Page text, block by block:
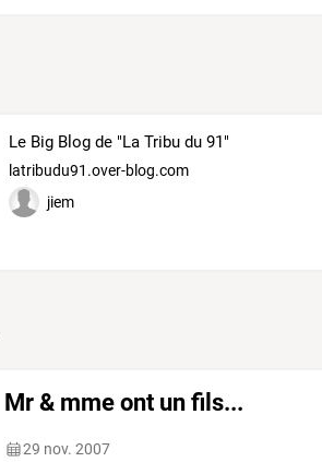
Le Big Blog de "La Tribu du 91"
latribudu91.over-blog.com
jiem
Mr & mme ont un fils...
29 nov. 2007